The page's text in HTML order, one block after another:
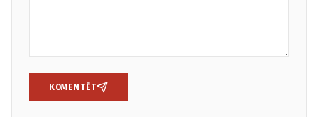
KOMENTĒT